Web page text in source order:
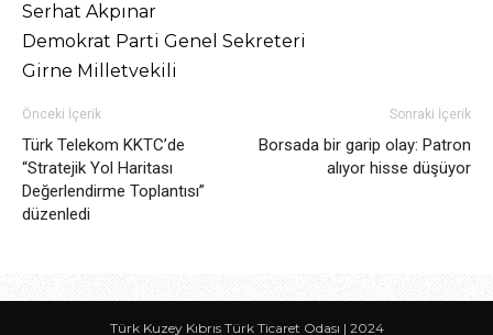
Serhat Akpınar
Demokrat Parti Genel Sekreteri
Girne Milletvekili
Önceki İçerik
Türk Telekom KKTC’de
“Stratejik Yol Haritası
Değerlendirme Toplantısı”
düzenledi
Sonraki İçerik
Borsada bir garip olay: Patron
alıyor hisse düşüyor
Türk Kuzey Kıbrıs Türk Ticaret Odası | 2024